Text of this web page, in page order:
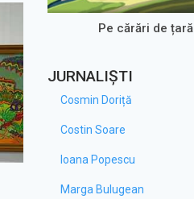
Pe cărări de țară
JURNALIȘTI
Cosmin Doriță
Costin Soare
Ioana Popescu
Marga Bulugean